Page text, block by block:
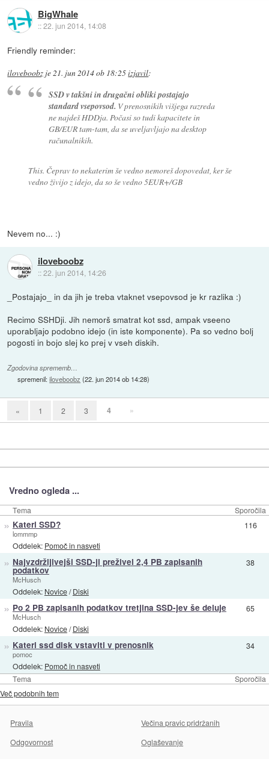
BigWhale
::22. jun 2014, 14:08
Friendly reminder:
iloveboobz je21. jun 2014 ob 18:25izjavil:
SSD v takšni in drugačni obliki postajajo
standard vsepovsod. V prenosnikih višjega razreda
ne najdeš HDDja. Počasi so tudi kapacitete in
GB/EUR tam-tam, da se uveljavljajo na desktop
računalnikih.
This. Čeprav to nekaterim še vedno nemoreš dopovedat, ker še
vedno živijo z idejo, da so še vedno 5EUR+/GB
Nevem no... :)
iloveboobz
::22. jun 2014, 14:26
_Postajajo_ in da jih je treba vtaknet vsepovsod je kr razlika :)
Recimo SSHDji. Jih nemorš smatrat kot ssd, ampak vseeno
uporabljajo podobno idejo (in iste komponente). Pa so vedno bolj
pogosti in bojo slej ko prej v vseh diskih.
Zgodovina sprememb…
spremenil:iloveboobz (22. jun 2014 ob 14:28)
« 1 2 3 4 »
Vredno ogleda ...
Tema Sporočila
Tema Sporočila
» Kateri SSD?
lommmp
Oddelek: Pomoč in nasveti
116
» Najvzdržljivejši SSD-ji preživel 2,4 PB zapisanih
podatkov
McHusch
Oddelek: Novice/Diski
38
» Po 2 PB zapisanih podatkov tretjina SSD-jev še deluje
McHusch
Oddelek: Novice/Diski
65
» Kateri ssd disk vstaviti v prenosnik
pomoc
Oddelek: Pomoč in nasveti
34
Več podobnih tem
Pravila
Večina pravic pridržanih
Odgovornost
Oglaševanje